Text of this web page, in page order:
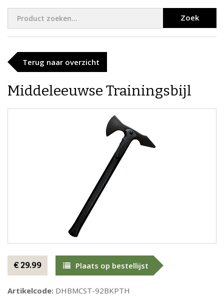
Zoek
Terug naar overzicht
Middeleeuwse Trainingsbijl
€ 29.99 Plaats op bestellijst
Artikelcode: DHBMCST-92BKPTH